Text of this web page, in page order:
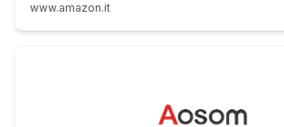
www.amazon.it